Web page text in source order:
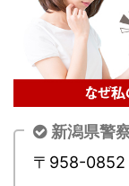
新潟県警
〒958-0852